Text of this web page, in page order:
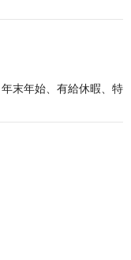
末年始、有給休暇、特